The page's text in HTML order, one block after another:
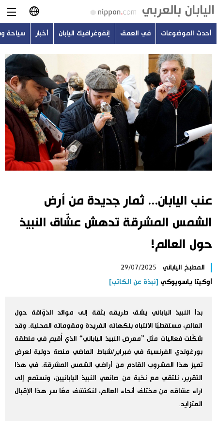
日本語
English
简体字
繁體字
Français
Español
أحدث الموضوعات
إنفوغرافيك اليابان
سياحة وسفر
اليابان في فيديو
علوم وتكنولوجيا
الأقسام
صور
أشخاص
اللغة اليابانية
أحدث الموضوعات في العمق إنفوغرافيك اليابان أخبار سياحة
عنب اليابان... ثمار جديدة من أرض
الشمس المشرقة تدهش عشّاق النبيذ
حول العالم!
المطبخ الياباني
29/07/2025
أوكيتا ياسويوكي [نبذة عن الكاتب]
بدأ النبيذ الياباني يشق طريقه بثقة إلى موائد الذوّاقة حول
العالم، مستقطبًا الانتباه بنكهاته الفريدة ومقوماته المحلية. وقد
شكّلت فعاليات مثل ”معرض النبيذ الياباني“ الذي أُقيم في منطقة
بورغوندي الفرنسية في فبراير/شباط الماضي منصة دولية لعرض
تميز هذا المشروب القادم من أراضي الشمس المشرقة. في هذا
التقرير، نلتقي مع نخبة من صانعي النبيذ اليابانيين، ونستمع إلى
آراء عشاقه من مختلف أنحاء العالم، لنكتشف معًا سر هذا الإقبال
المتزايد.